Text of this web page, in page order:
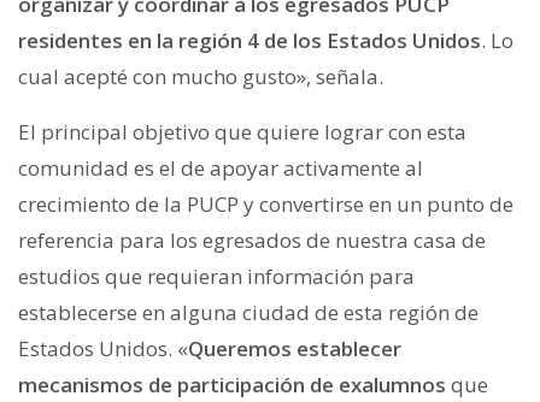
residentes en la región 4 de los Estados Unidos. Lo
cual acepté con mucho gusto», señala.
El principal objetivo que quiere lograr con esta
comunidad es el de apoyar activamente al
crecimiento de la PUCP y convertirse en un punto de
referencia para los egresados de nuestra casa de
estudios que requieran información para
establecerse en alguna ciudad de esta región de
Estados Unidos. «Queremos establecer
mecanismos de participación de exalumnos que